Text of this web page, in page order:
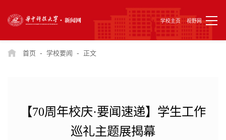
学校主页 视野网
首页 - 学校要闻 - 正文
【70周年校庆·要闻速递】学生工作
巡礼主题展揭幕